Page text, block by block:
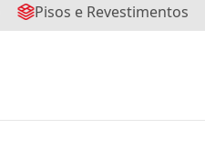
Pisos e Revestimentos